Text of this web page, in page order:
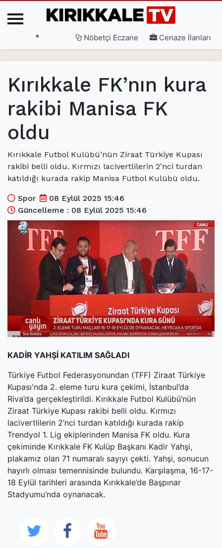
3. Sayfa(current)
Gündem (current)
Siyaset (current)
Ekonomi (current)
Sağlık(current)
Kültür Sanat(current)
Teknoloji(current)
Özel Haber (current)
(current)
Yerel (current)
° Nöbetçi Eczane Cenaze İlanları
Kırıkkale FK’nın kura
rakibi Manisa FK
oldu
Kırıkkale Futbol Kulübü’nün Ziraat Türkiye Kupası
rakibi belli oldu. Kırmızı lacivertlilerin 2’nci turdan
katıldığı kurada rakip Manisa Futbol Kulübü oldu.
Spor
08 Eylül 2025 15:46
Güncelleme : 08 Eylül 2025 15:46
KADİR YAHŞİ KATILIM SAĞLADI
Türkiye Futbol Federasyonundan (TFF) Ziraat Türkiye
Kupası'nda 2. eleme turu kura çekimi, İstanbul’da
Riva’da gerçekleştirildi. Kırıkkale Futbol Kulübü’nün
Ziraat Türkiye Kupası rakibi belli oldu. Kırmızı
lacivertlilerin 2’nci turdan katıldığı kurada rakip
Trendyol 1. Lig ekiplerinden Manisa FK oldu. Kura
çekiminde Kırıkkale FK Kulüp Başkanı Kadir Yahşi,
plakamız olan 71 numaralı sayıyı çekti. Yahşi, sonucun
hayırlı olması temennisinde bulundu. Karşılaşma, 16-17-
18 Eylül tarihleri arasında Kırıkkale’de Başpınar
Stadyumu’nda oynanacak.